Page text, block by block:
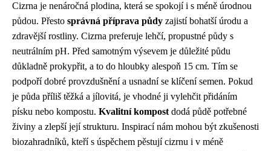
Cizrna je nenáročná plodina, která se spokojí i s méně úrodnou
půdou. Přesto správná příprava půdy zajistí bohatší úrodu a
zdravější rostliny. Cizrna preferuje lehčí, propustné půdy s
neutrálním pH. Před samotným výsevem je důležité půdu
důkladně prokypřit, a to do hloubky alespoň 15 cm. Tím se
podpoří dobré provzdušnění a usnadní se klíčení semen. Pokud
je půda příliš těžká a jílovitá, je vhodné ji vylehčit přidáním
písku nebo kompostu. Kvalitní kompost dodá půdě potřebné
živiny a zlepší její strukturu. Inspirací nám mohou být zkušenosti
biozahradníků, kteří s úspěchem pěstují cizrnu i v méně